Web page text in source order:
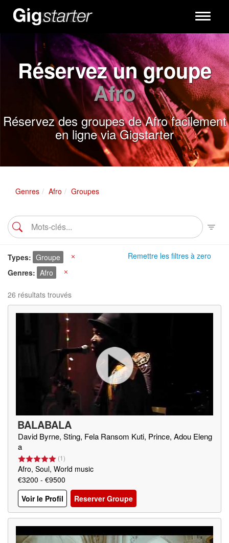
Toggle
Réservez un groupe
Afro
Réservez des groupes de Afro facilement
en ligne via Gigstarter
Genres Afro Groupes
Remettre les filtres à zero
Types Groupe
Genres
Afro
26 résultats trouvés
BALABALA
David Byrne, Sting, Fela Ransom Kuti, Prince, Adou Eleng
a
(1)
Afro, Soul, World music
€3200 - €9500
Voir le Profil
Reserver Groupe